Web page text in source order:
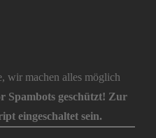
wir machen alles möglich
Spambots geschützt! Zur
eingeschaltet sein.